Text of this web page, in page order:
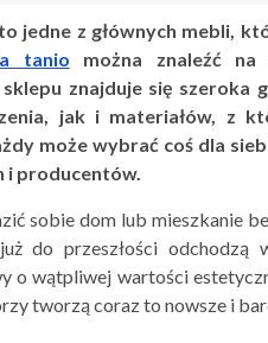
jedne z głównych mebli,
tanio można znaleźć
znajduje się
jak i materiałów, z
może wybrać coś dla
i producentów.
sobie dom lub mieszkanie
do przeszłości odchodzą
o wątpliwej wartości
tworzą coraz to nowsze i